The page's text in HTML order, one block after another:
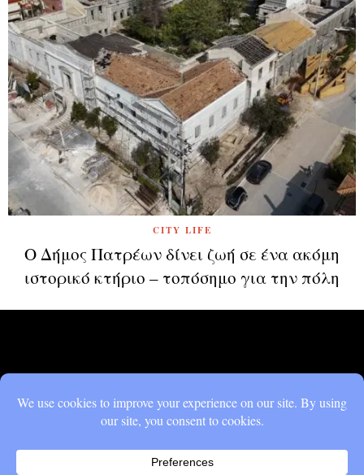
CITY LIFE
Ο Δήμος Πατρέων δίνει ζωή σε ένα ακόμη
ιστορικό κτήριο – τοπόσημο για την πόλη